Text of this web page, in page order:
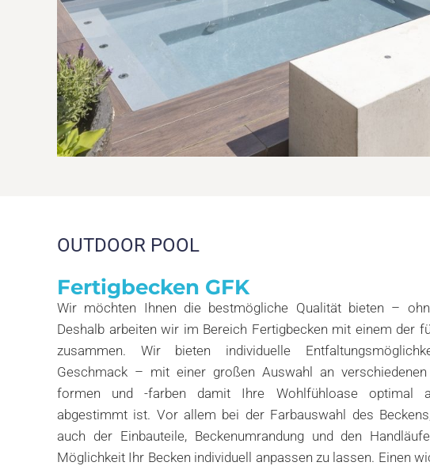
OUTDOOR POOL
Fertigbecken GFK
Wir möchten Ihnen die bestmögliche Qualität bieten –
Deshalb arbeiten wir im Bereich Fertigbecken mit einem der
zusammen. Wir bieten individuelle
Geschmack – mit einer großen Auswahl an verschiedenen
formen und -farben damit Ihre Wohlfühloase optimal
abgestimmt ist. Vor allem bei der Farbauswahl des
auch der Einbauteile, Beckenumrandung und den
Möglichkeit Ihr Becken individuell anpassen zu lassen. Einen